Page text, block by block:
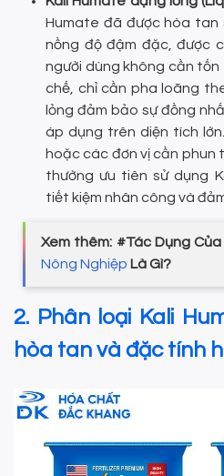
Humate đã được hòa
nồng độ đậm đặc, được
người dùng không cần
chế, chỉ cần pha loãng
lỏng đảm bảo sự đồng
áp dụng trên diện tích
hoặc các đơn vị cần phun
thường ưu tiên sử dụng
tiết kiệm nhân công và
Xem thêm: #Tác Dụng
Nông Nghiệp Là Gì?
2. Phân loại Kali
hòa tan và đặc tính